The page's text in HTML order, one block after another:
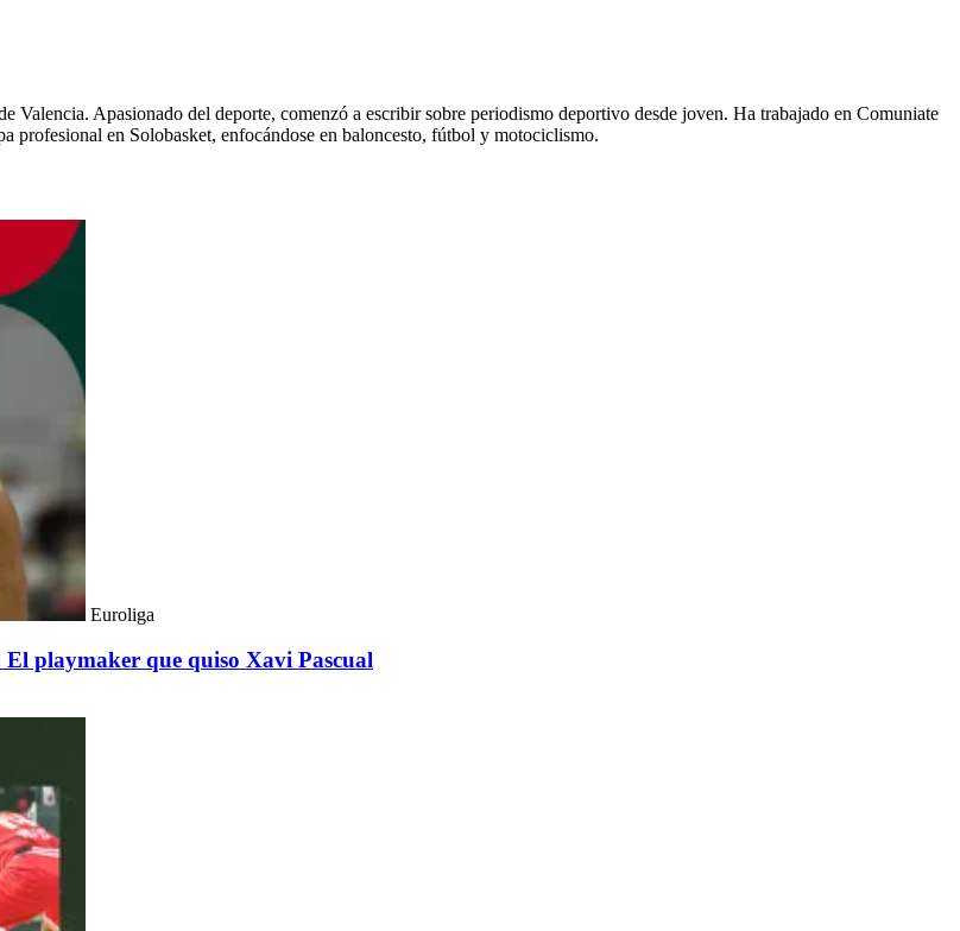
Apasionado del deporte, comenzó a escribir sobre periodismo deportivo desde joven. Ha trabajado en Comuniate
profesional en Solobasket, enfocándose en baloncesto, fútbol y motociclismo.
Euroliga
El playmaker que quiso Xavi Pascual